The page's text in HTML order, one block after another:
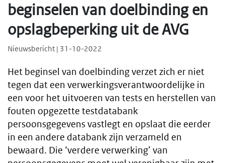
beginselen van doelbinding en
opslagbeperking uit de AVG
Nieuwsbericht | 31-10-2022
Het beginsel van doelbinding verzet zich er niet
tegen dat een verwerkingsverantwoordelijke in
een voor het uitvoeren van tests en herstellen van
fouten opgezette testdatabank
persoonsgegevens vastlegt en opslaat die eerder
in een andere databank zijn verzameld en
bewaard. Die ‘verdere verwerking’ van